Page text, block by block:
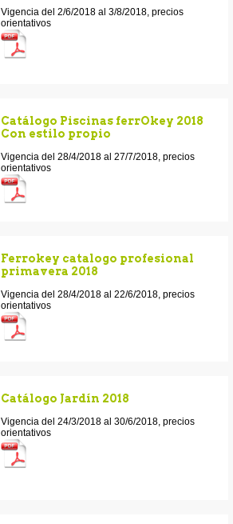
Vigencia del 2/6/2018 al 3/8/2018, precios
orientativos
Catálogo Piscinas ferrOkey 2018
Con estilo propio
Vigencia del 28/4/2018 al 27/7/2018, precios
orientativos
Ferrokey catalogo profesional
primavera 2018
Vigencia del 28/4/2018 al 22/6/2018, precios
orientativos
Catálogo Jardín 2018
Vigencia del 24/3/2018 al 30/6/2018, precios
orientativos